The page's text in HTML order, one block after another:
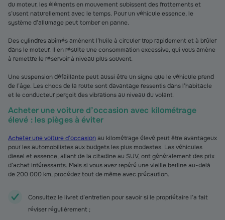
du moteur, les éléments en mouvement subissent des frottements et
s’usent naturellement avec le temps. Pour un véhicule essence, le
système d’allumage peut tomber en panne.
Des cylindres abîmés amènent l’huile à circuler trop rapidement et à brûler
dans le moteur. Il en résulte une consommation excessive, qui vous amène
à remettre le réservoir à niveau plus souvent.
Une suspension défaillante peut aussi être un signe que le véhicule prend
de l’âge. Les chocs de la route sont davantage ressentis dans l’habitacle
et le conducteur perçoit des vibrations au niveau du volant.
Acheter une voiture d’occasion avec kilométrage
élevé : les pièges à éviter
Acheter une voiture d’occasionau kilométrage élevé peut être avantageux
pour les automobilistes aux budgets les plus modestes. Les véhicules
diesel et essence, allant de la citadine au SUV, ont généralement des prix
d’achat intéressants. Mais si vous avez repéré une vieille berline au-delà
de 200 000 km, procédez tout de même avec précaution.
Consultez le livret d’entretien pour savoir si le propriétaire l’a fait
réviser régulièrement ;